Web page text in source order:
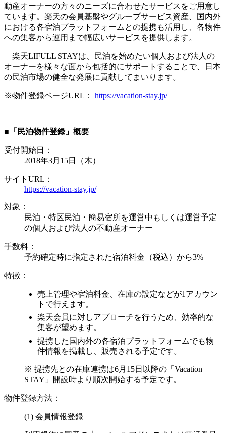
動産オーナーの方々のニーズに合わせたサービスをご用意し
ています。楽天の会員基盤やグループサービス資産、国内外
における各宿泊プラットフォームとの提携も活用し、各物件
への集客から運用まで幅広いサービスを提供します。
楽天LIFULL STAYは、民泊を始めたい個人および法人の
オーナーを様々な面から包括的にサポートすることで、日本
の民泊市場の健全な発展に貢献してまいります。
※物件登録ページURL： https://vacation-stay.jp/
■「民泊物件登録」概要
受付開始日：
2018年3月15日（木）
サイトURL：
https://vacation-stay.jp/
対象：
民泊・特区民泊・簡易宿所を運営中もしくは運営予定
の個人および法人の不動産オーナー
手数料：
予約確定時に指定された宿泊料金（税込）から3%
特徴：
売上管理や宿泊料金、在庫の設定などが1アカウン
トで行えます。
楽天会員に対しアプローチを行うため、効率的な
集客が望めます。
提携した国内外の各宿泊プラットフォームでも物
件情報を掲載し、販売される予定です。
※ 提携先との在庫連携は6月15日以降の「Vacation
STAY」開設時より順次開始する予定です。
物件登録方法：
会員情報登録